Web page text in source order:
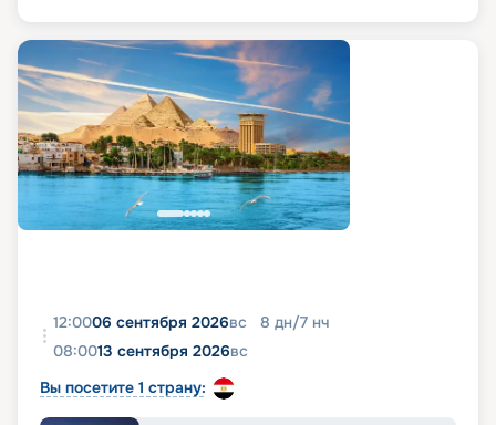
12:0006 сентября 2026вс 8 дн/7 нч
08:0013 сентября 2026вс
Вы посетите 1 страну: